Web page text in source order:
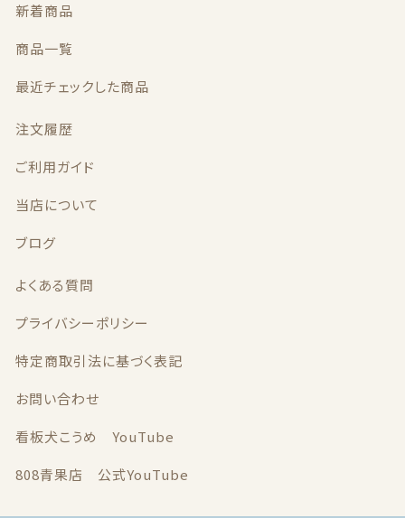
新着商品
商品一覧
最近チェックした商品
注文履歴
ご利用ガイド
当店について
ブログ
よくある質問
プライバシーポリシー
特定商取引法に基づく表記
お問い合わせ
看板犬こうめ YouTube
808青果店 公式YouTube